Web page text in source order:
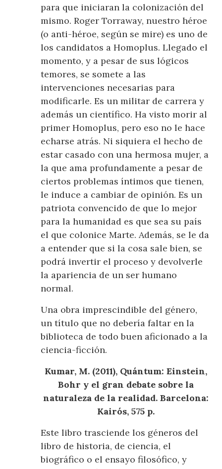
para que iniciaran la colonización del
mismo. Roger Torraway, nuestro héroe
(o anti-héroe, según se mire) es uno de
los candidatos a Homoplus. Llegado el
momento, y a pesar de sus lógicos
temores, se somete a las
intervenciones necesarias para
modificarle. Es un militar de carrera y
además un científico. Ha visto morir al
primer Homoplus, pero eso no le hace
echarse atrás. Ni siquiera el hecho de
estar casado con una hermosa mujer, a
la que ama profundamente a pesar de
ciertos problemas íntimos que tienen,
le induce a cambiar de opinión. Es un
patriota convencido de que lo mejor
para la humanidad es que sea su país
el que colonice Marte. Además, se le da
a entender que si la cosa sale bien, se
podrá invertir el proceso y devolverle
la apariencia de un ser humano
normal.
Una obra imprescindible del género,
un título que no debería faltar en la
biblioteca de todo buen aficionado a la
ciencia-ficción.
Kumar, M. (2011), Quántum: Einstein,
Bohr y el gran debate sobre la
naturaleza de la realidad. Barcelona:
Kairós, 575 p.
Este libro trasciende los géneros del
libro de historia, de ciencia, el
biográfico o el ensayo filosófico, y